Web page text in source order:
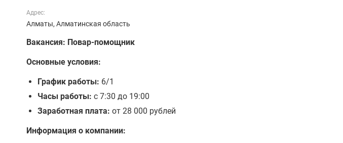
Адрес:
Алматы, Алматинская область
Вакансия: Повар-помощник
Основные условия:
График работы: 6/1
Часы работы: с 7:30 до 19:00
Заработная плата: от 28 000 рублей
Информация о компании: